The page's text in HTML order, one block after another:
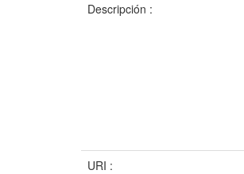
Descripción :
URI :